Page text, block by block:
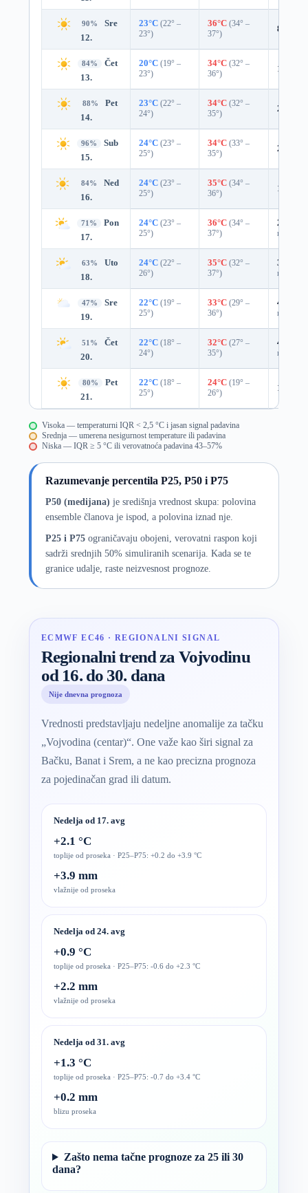
90%
Sre
12.
23°C (22° –
23°)
36°C (34° –
37°)
8%
84%
Čet
13.
20°C (19° –
23°)
34°C (32° –
36°)
10%
88%
Pet
14.
23°C (22° –
24°)
34°C (32° –
35°)
2%
96%
Sub
15.
24°C (23° –
25°)
34°C (33° –
35°)
2%
84%
Ned
16.
24°C (23° –
25°)
35°C (34° –
36°)
10%
71%
Pon
17.
24°C (23° –
25°)
36°C (34° –
37°)
27%
mm)
63%
Uto
18.
24°C (22° –
26°)
35°C (32° –
37°)
33%
mm)
47%
Sre
19.
22°C (19° –
25°)
33°C (29° –
36°)
49%
mm)
51%
Čet
20.
22°C (18° –
24°)
32°C (27° –
35°)
45%
mm)
80%
Pet
21.
22°C (18° –
25°)
24°C (19° –
26°)
18%
Visoka — temperaturni IQR < 2,5 °C i jasan signal padavina
Srednja — umerena nesigurnost temperature ili padavina
Niska — IQR ≥ 5 °C ili verovatnoća padavina 43–57%
Razumevanje percentila P25, P50 i P75
P50 (medijana) je središnja vrednost skupa: polovina
ensemble članova je ispod, a polovina iznad nje.
P25 i P75ograničavaju obojeni, verovatni raspon koji
sadrži srednjih 50% simuliranih scenarija. Kada se te
granice udalje, raste neizvesnost prognoze.
ECMWF EC46 · REGIONALNI SIGNAL
Regionalni trend za Vojvodinu
od 16. do 30. dana
Nije dnevna prognoza
Vrednosti predstavljaju nedeljne anomalije za tačku
„Vojvodina (centar)“. One važe kao širi signal za
Bačku, Banat i Srem, a ne kao precizna prognoza
za pojedinačan grad ili datum.
Nedelja od 17. avg
+2.1 °C
toplije od proseka · P25–P75: +0.2 do +3.9 °C
+3.9 mm
vlažnije od proseka
Nedelja od 24. avg
+0.9 °C
toplije od proseka · P25–P75: -0.6 do +2.3 °C
+2.2 mm
vlažnije od proseka
Nedelja od 31. avg
+1.3 °C
toplije od proseka · P25–P75: -0.7 do +3.4 °C
+0.2 mm
blizu proseka
Zašto nema tačne prognoze za 25 ili 30
dana?